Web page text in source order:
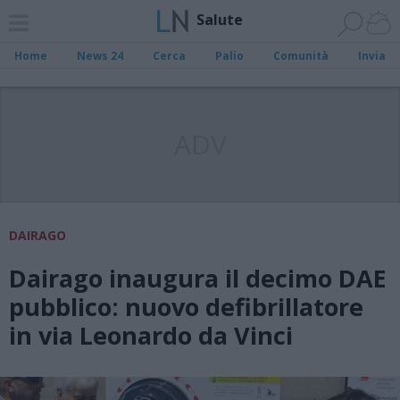
Salute
Home News 24 Cerca Palio Comunità Invia
DAIRAGO
Dairago inaugura il decimo DAE
pubblico: nuovo defibrillatore
in via Leonardo da Vinci